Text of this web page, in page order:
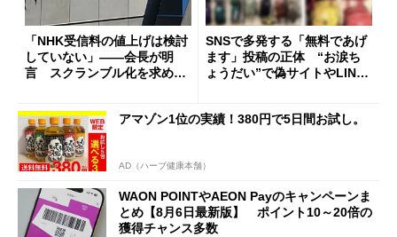
「NHK受信料の値上げは検討
していない」――会長が明
言 スクランブル化を求める
SNSで多発する「無料であげ
ます」投稿の正体 “お涙ち
ょうだい”で偽サイトやLINE
アマゾン1位の実績！380円で5日間お試し。
AD（ハーブ健康本舗）
WAON POINTやAEON Payのキャンペーンま
とめ【8月6日最新版】 ポイント10～20倍の
獲得チャンス多数